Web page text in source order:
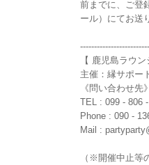
前までに、ご登
ール）にてお送
【 鹿児島ラウン
主催：縁サポー
《問い合わせ先》
TEL : 099 - 806
Phone : 090 -
Mail :
（※開催中止等